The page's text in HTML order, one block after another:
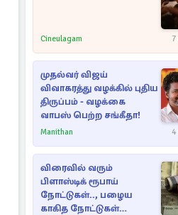
Cineulagam
முதல்வர் விஜய்
விவாகரத்து வழக்கில் புதிய
திருப்பம் - வழக்கை
வாபஸ் பெற்ற சங்கீதா!
Manithan
விரைவில் வரும்
பிளாஸ்டிக் ரூபாய்
நோட்டுகள்.., பழைய
காகித நோட்டுகள்